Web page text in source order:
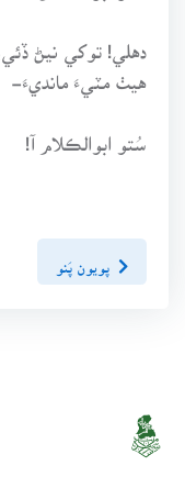
دهلي! توکي نيڻ ڏئي،
هيٺ مٽيءَ مانديءَ-
سُتو ابوالڪلام آ!